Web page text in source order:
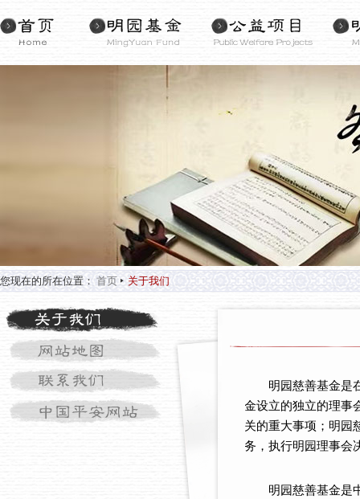
您现在的所在位置：首页 关于我们
明园慈善基金是
金设立的独立的理事
关的重大事项；明园
务，执行明园理事会
明园慈善基金是